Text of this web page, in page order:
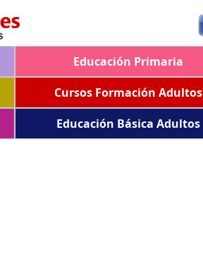
Educación Primaria
Cursos Formación Adultos
Educación Básica Adultos